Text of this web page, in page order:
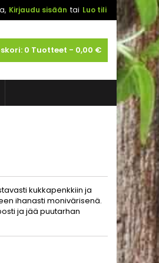
Kirjaudu sisään tai Luo tili
0 Tuotteet - 0,00 €
kukkapenkkiin ja
ihanasti monivärisenä.
ja jää puutarhan